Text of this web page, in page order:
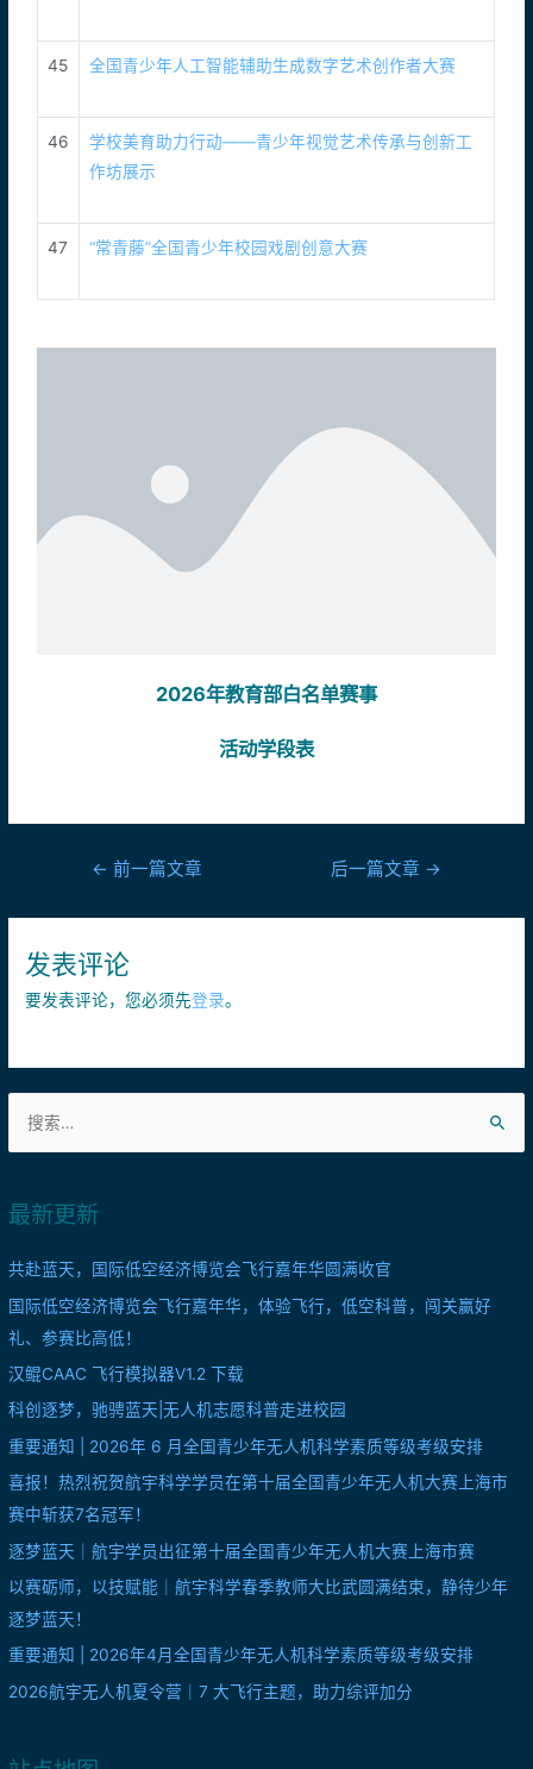
最新更新
共赴蓝天，国际低空经济博览会飞行嘉年华圆满收官
国际低空经济博览会飞行嘉年华，体验飞行，低空科普，闯关赢好
礼、参赛比高低！
汉鲲CAAC 飞行模拟器V1.2 下载
科创逐梦，驰骋蓝天|无人机志愿科普走进校园
重要通知 | 2026年 6 月全国青少年无人机科学素质等级考级安排
喜报！热烈祝贺航宇科学学员在第十届全国青少年无人机大赛上海市
赛中斩获7名冠军！
逐梦蓝天｜航宇学员出征第十届全国青少年无人机大赛上海市赛
以赛砺师，以技赋能｜航宇科学春季教师大比武圆满结束，静待少年
逐梦蓝天！
重要通知 | 2026年4月全国青少年无人机科学素质等级考级安排
2026航宇无人机夏令营｜7 大飞行主题，助力综评加分
45 全国青少年人工智能辅助生成数字艺术创作者大赛
46
学校美育助力行动——青少年视觉艺术传承与创新工
作坊展示
47 “常青藤”全国青少年校园戏剧创意大赛
2026年教育部白名单赛事
活动学段表
← 前一篇文章 后一篇文章 →
发表评论
要发表评论，您必须先登录。